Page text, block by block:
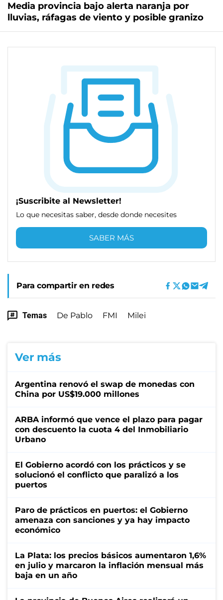
Media provincia bajo alerta naranja por
lluvias, ráfagas de viento y posible granizo
¡Suscribite al Newsletter!
Lo que necesitas saber, desde donde necesites
SABER MÁS
Para compartir en redes
Temas De Pablo FMI Milei
Ver más
Argentina renovó el swap de monedas con
China por US$19.000 millones
ARBA informó que vence el plazo para pagar
con descuento la cuota 4 del Inmobiliario
Urbano
El Gobierno acordó con los prácticos y se
solucionó el conflicto que paralizó a los
puertos
Paro de prácticos en puertos: el Gobierno
amenaza con sanciones y ya hay impacto
económico
La Plata: los precios básicos aumentaron 1,6%
en julio y marcaron la inflación mensual más
baja en un año